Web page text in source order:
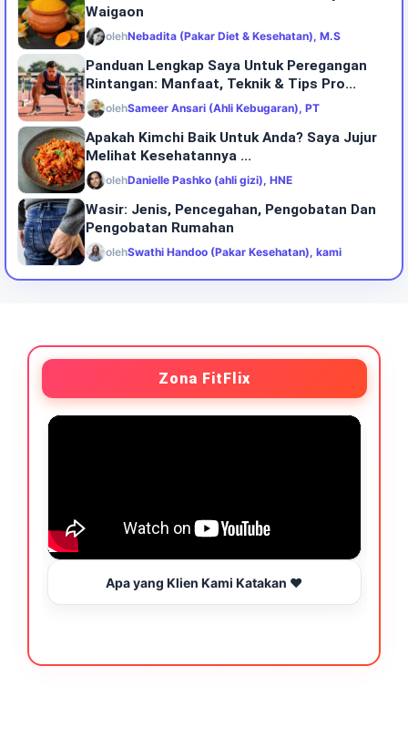
Waigaon
olehNebadita (Pakar Diet & Kesehatan), M.S
Panduan Lengkap Saya Untuk Peregangan
Rintangan: Manfaat, Teknik & Tips Pro...
olehSameer Ansari (Ahli Kebugaran), PT
Apakah Kimchi Baik Untuk Anda? Saya Jujur
Melihat Kesehatannya ...
olehDanielle Pashko (ahli gizi), HNE
Wasir: Jenis, Pencegahan, Pengobatan Dan
Pengobatan Rumahan
olehSwathi Handoo (Pakar Kesehatan), kami
Zona FitFlix
Apa yang Klien Kami Katakan ❤️